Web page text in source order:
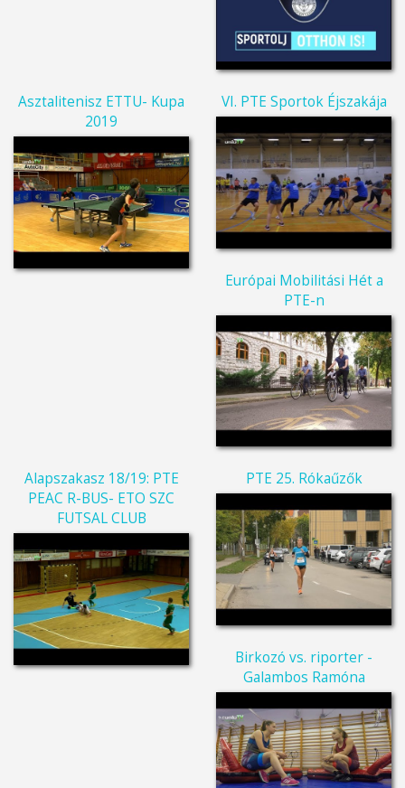
Asztalitenisz ETTU- Kupa
2019
VI. PTE Sportok Éjszakája
Európai Mobilitási Hét a
PTE-n
Alapszakasz 18/19: PTE
PEAC R-BUS- ETO SZC
FUTSAL CLUB
PTE 25. Rókaűzők
Birkozó vs. riporter -
Galambos Ramóna